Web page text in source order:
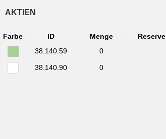
AKTIEN
Farbe ID Menge Reserve
38.140.59
0
38.140.90 0